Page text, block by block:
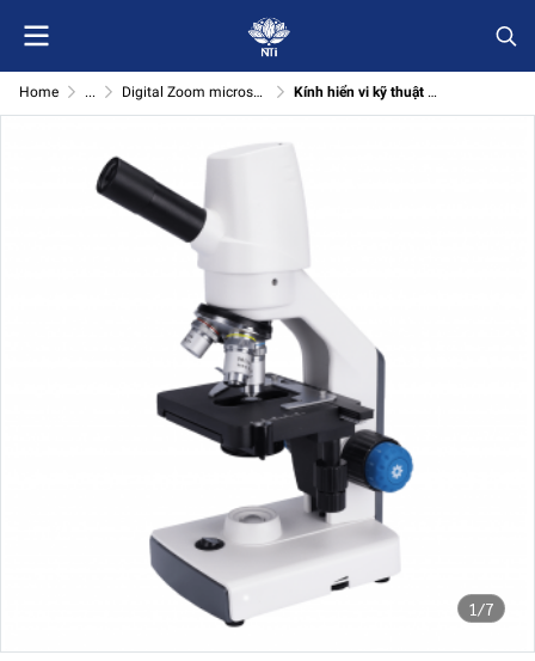
Home ... Digital Zoom microscope (Motic) Kính hiển vi kỹ thuật số thẳng đứng
1/7